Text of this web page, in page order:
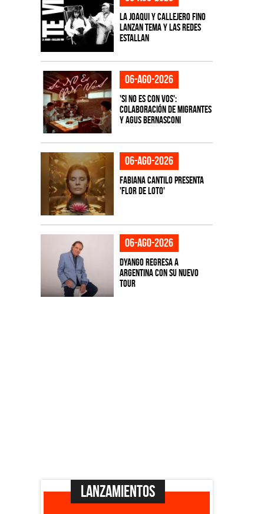
La Joaqui y Callejero Fino
lanzan tema y las redes
estallan
06-ago-2026
'Si No Es Con Vos':
colaboración de Migrantes
y Agus Bernasconi
06-ago-2026
Fabiana Cantilo presenta
'Flor de Loto'
06-ago-2026
Dyango regresa a
Argentina con su nuevo
tour
Lanzamientos